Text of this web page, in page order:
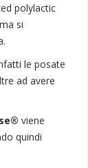
polylactic
si
le posate
ad avere
viene
quindi